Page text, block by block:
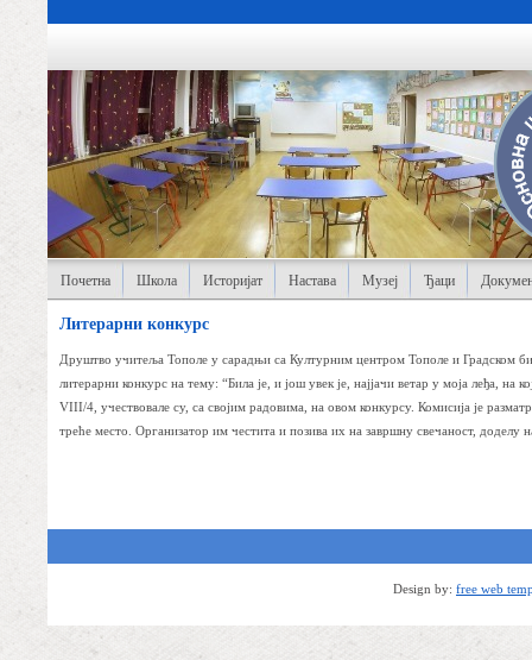
Почетна Школа Историјат Настава Музеј Ђаци
Литерарни конкурс
Друштво учитеља Тополе у сарадњи са Културним центром Тополе и Градском
литерарни конкурс на тему: “Била је, и још увек је, најјачи ветар у моја леђа,
VIII/4, учествовале су, са својим радовима, на овом конкурсу. Комисија је
треће место. Организатор им честита и позива их на завршну свечаност, доделу
Design by: free web